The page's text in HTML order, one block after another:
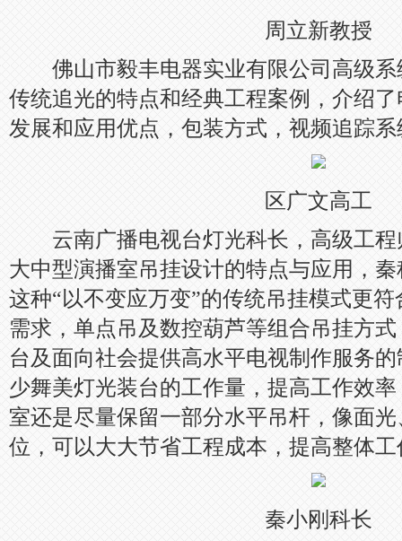
周立新教授
佛山市毅丰电器实业有限公司高级系
传统追光的特点和经典工程案例，介绍
发展和应用优点，包装方式，视频追踪
区广文高工
云南广播电视台灯光科长，高级工程
大中型演播室吊挂设计的特点与应用，
这种“以不变应万变”的传统吊挂模式更
需求，单点吊及数控葫芦等组合吊挂方
台及面向社会提供高水平电视制作服务
少舞美灯光装台的工作量，提高工作效
室还是尽量保留一部分水平吊杆，像面
位，可以大大节省工程成本，提高整体
秦小刚科长